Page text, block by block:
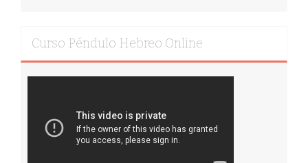
Curso Péndulo Hebreo Online